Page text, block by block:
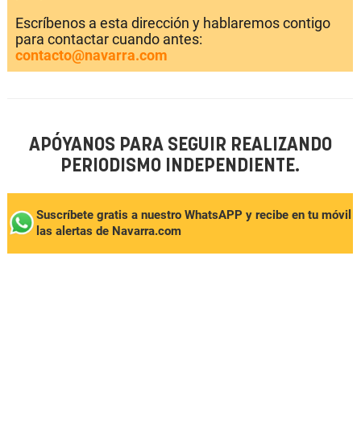
Escríbenos a esta dirección y hablaremos contigo
para contactar cuando antes:
contacto@navarra.com
APÓYANOS PARA SEGUIR REALIZANDO
PERIODISMO INDEPENDIENTE.
Suscríbete gratis a nuestro WhatsAPP y recibe en tu móvil
las alertas de Navarra.com